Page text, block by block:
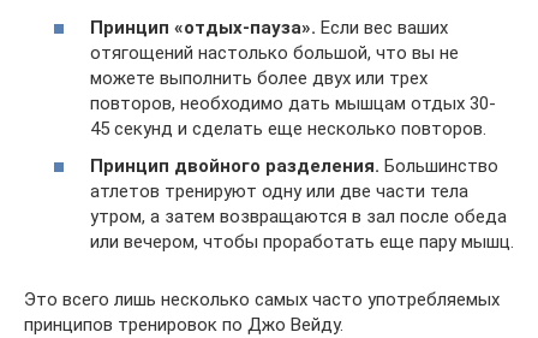
Принцип «отдых-пауза». Если вес ваших
отягощений настолько большой, что вы не
можете выполнить более двух или трех
повторов, необходимо дать мышцам отдых 30-
45 секунд и сделать еще несколько повторов.
Принцип двойного разделения. Большинство
атлетов тренируют одну или две части тела
утром, а затем возвращаются в зал после обеда
или вечером, чтобы проработать еще пару мышц.
Это всего лишь несколько самых часто употребляемых
принципов тренировок по Джо Вейду.